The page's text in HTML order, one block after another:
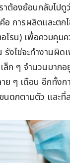
าต้องย้อนกลับไป
การผลิตและตก
ตอโรน) เพื่อควบ
รังไข่จะทำงานผิ
ล็ก ๆ จำนวนมาก
าย ๆ เดือน อีกทั้
ดกตามตัว และที่